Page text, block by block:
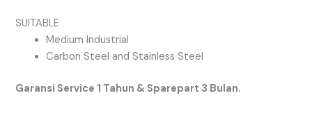
SUITABLE
Medium Industrial
Carbon Steel and Stainless Steel
Garansi Service 1 Tahun & Sparepart 3 Bulan.